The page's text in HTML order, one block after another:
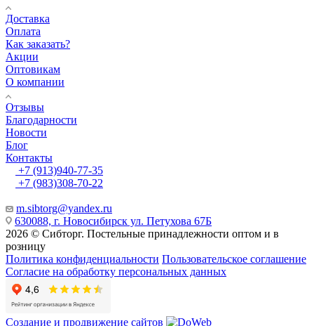
Доставка
Оплата
Как заказать?
Акции
Оптовикам
О компании
Отзывы
Благодарности
Новости
Блог
Контакты
+7 (913)940-77-35
+7 (983)308-70-22
m.sibtorg@yandex.ru
630088, г. Новосибирск ул. Петухова 67Б
2026 © Сибторг. Постельные принадлежности оптом и в
розницу
Политика конфиденциальности Пользовательское соглашение
Согласие на обработку персональных данных
Создание и продвижение сайтов